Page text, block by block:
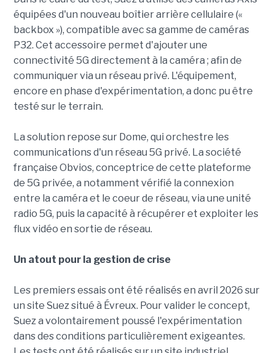
équipées d'un nouveau boîtier arrière cellulaire («
backbox »), compatible avec sa gamme de caméras
P32. Cet accessoire permet d'ajouter une
connectivité 5G directement à la caméra ; afin de
communiquer via un réseau privé. L'équipement,
encore en phase d'expérimentation, a donc pu être
testé sur le terrain.
La solution repose sur Dome, qui orchestre les
communications d'un réseau 5G privé. La société
française Obvios, conceptrice de cette plateforme
de 5G privée, a notamment vérifié la connexion
entre la caméra et le coeur de réseau, via une unité
radio 5G, puis la capacité à récupérer et exploiter les
flux vidéo en sortie de réseau.
Un atout pour la gestion de crise
Les premiers essais ont été réalisés en avril 2026 sur
un site Suez situé à Évreux. Pour valider le concept,
Suez a volontairement poussé l'expérimentation
dans des conditions particulièrement exigeantes.